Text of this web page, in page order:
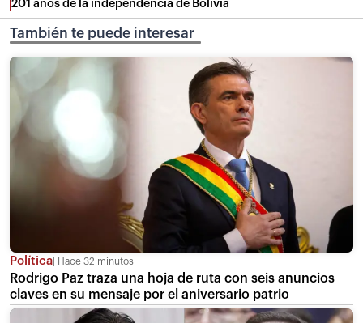
201 años de la independencia de Bolivia
También te puede interesar
Política Hace 32 minutos
Rodrigo Paz traza una hoja de ruta con seis anuncios
claves en su mensaje por el aniversario patrio